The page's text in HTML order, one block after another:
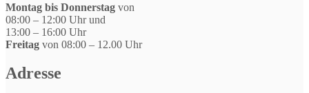
Montag bis Donnerstag von
08:00 – 12:00 Uhr und
13:00 – 16:00 Uhr
Freitag von 08:00 – 12.00 Uhr
Adresse